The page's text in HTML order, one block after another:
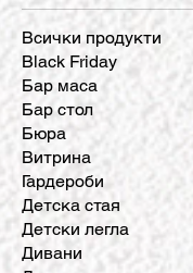
Всички продукти
Black Friday
Бар маса
Бар стол
Бюра
Витрина
Гардероби
Детска стая
Детски легла
Дивани